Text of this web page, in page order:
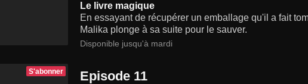
Le livre magique
En essayant de récupérer un emballage qu'il a fait
Malika plonge à sa suite pour le sauver.
Disponible jusqu'à mardi
S'abonner Episode 11